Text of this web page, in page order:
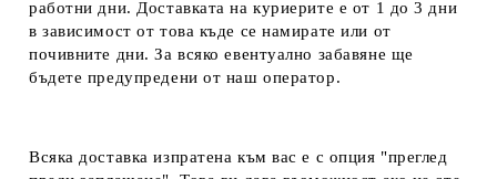
работни дни. Доставката на куриерите е от 1 до 3 дни
в зависимост от това къде се намирате или от
почивните дни. За всяко евентуално забавяне ще
бъдете предупредени от наш оператор.
Всяка доставка изпратена към вас е с опция "преглед